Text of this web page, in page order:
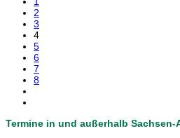
2
3
4
5
6
7
8
Termine in und außerhalb Sachsen-